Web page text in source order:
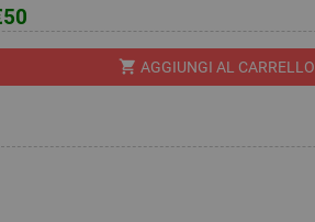
shopping_cart AGGIUNGI AL CARRELLO